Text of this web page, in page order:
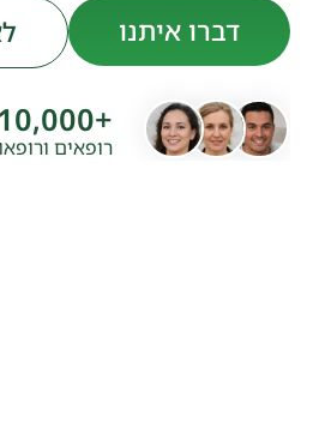
דברו איתנו
רופאים
+